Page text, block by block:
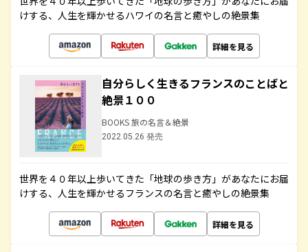
けする、人生を輝かせるハワイの名言と癒やしの絶景集
詳細を見る
自分らしく生きるフランスのことばと
絶景１００
BOOKS 旅の名言＆絶景
2022.05.26 発売
世界を４０年以上歩いてきた「地球の歩き方」があなたにお届
けする、人生を輝かせるフランスの名言と癒やしの絶景集
詳細を見る